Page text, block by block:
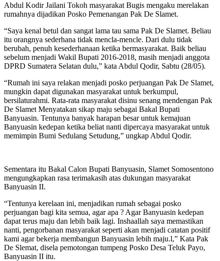
Abdul Kodir Jailani Tokoh masyarakat Bugis mengaku merelakan
rumahnya dijadikan Posko Pemenangan Pak De Slamet.
“Saya kenal betul dan sangat lama tau sama Pak De Slamet. Beliau
itu orangnya sederhana tidak mencla-mencle. Dari dulu tidak
berubah, penuh kesederhanaan ketika bermasyarakat. Baik beliau
sebelum menjadi Wakil Bupati 2016-2018, masih menjadi anggota
DPRD Sumatera Selatan dulu,” kata Abdul Qodir, Sabtu (28/05).
“Rumah ini saya relakan menjadi posko perjuangan Pak De Slamet,
mungkin dapat digunakan masyarakat untuk berkumpul,
bersilaturahmi. Rata-rata masyarakat disinu senang mendengan Pak
De Slamet Menyatakan sikap maju sebagai Bakal Bupati
Banyuasin. Tentunya banyak harapan besar untuk kemajuan
Banyuasin kedepan ketika beliat nanti dipercaya masyarakat untuk
memimpin Bumi Sedulang Setudung,” ungkap Abdul Qodir.
Sementara itu Bakal Calon Bupati Banyuasin, Slamet Somosentono
mengungkapkan rasa terimakasih atas dukungan masyarakat
Banyuasin II.
“Tentunya kerelaan ini, menjadikan rumah sebagai posko
perjuangan bagi kita semua, agar apa ? Agar Banyuasin kedepan
dapat terus maju dan lebih baik lagi. Inshaallah saya memastikan
nanti, pengorbanan masyarakat seperti akan menjadi catatan positif
kami agar bekerja membangun Banyuasin lebih maju.l,” Kata Pak
De Slemat, disela pemotongan tumpeng Posko Desa Teluk Payo,
Banyuasin II itu.